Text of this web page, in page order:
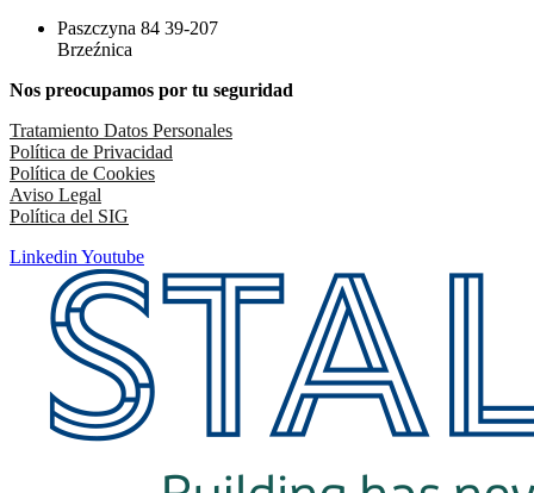
Paszczyna 84 39-207
Brzeźnica
Nos preocupamos por tu seguridad
Tratamiento Datos Personales
Política de Privacidad
Política de Cookies
Aviso Legal
Política del SIG
Linkedin Youtube